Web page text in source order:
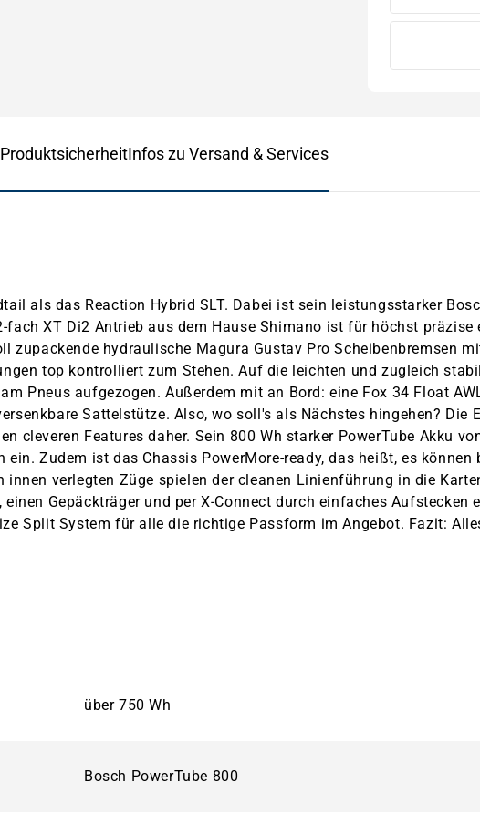
Infos zu Versand & Services
als das Reaction Hybrid SLT. Dabei ist sein leistungsstarker
fach XT Di2 Antrieb aus dem Hause Shimano ist für höchst
zupackende hydraulische Magura Gustav Pro Scheibenbremsen
top kontrolliert zum Stehen. Auf die leichten und zugleich
Pneus aufgezogen. Außerdem mit an Bord: eine Fox 34 Float
Sattelstütze. Also, wo soll's als Nächstes hingehen? Die
cleveren Features daher. Sein 800 Wh starker PowerTube Akku
Zudem ist das Chassis PowerMore-ready, das heißt, es
verlegten Züge spielen der cleanen Linienführung in die
Gepäckträger und per X-Connect durch einfaches
Split System für alle die richtige Passform im Angebot. Fazit:
über 750 Wh
Bosch PowerTube 800